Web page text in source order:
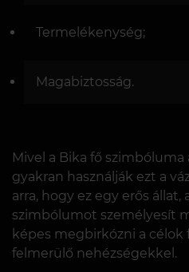
Termelékenység;
Magabiztosság.
Mivel a Bika fő szimbóluma
gyakran használják ezt a
arra, hogy ez egy erős
szimbólumot személyesít
képes megbirkózni a célok
felmerülő nehézségekkel.